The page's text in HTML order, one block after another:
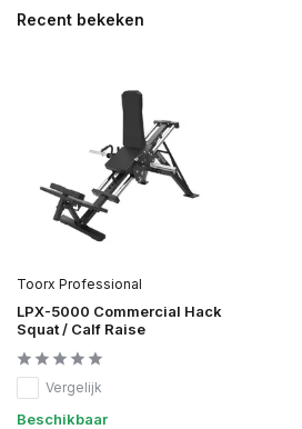
Recent bekeken
Toorx Professional
LPX-5000 Commercial Hack
Squat / Calf Raise
Vergelijk
Beschikbaar